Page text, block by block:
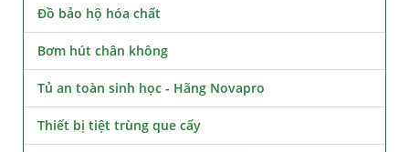
Đồ bảo hộ hóa chất
Bơm hút chân không
Tủ an toàn sinh học - Hãng Novapro
Thiết bị tiệt trùng que cấy